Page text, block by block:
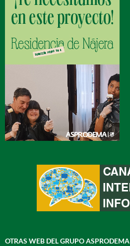
OTRAS WEB DEL GRUPO ASPRODEMA